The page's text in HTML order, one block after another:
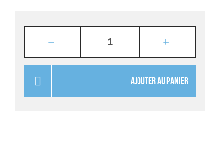
AJOUTER AU PANIER